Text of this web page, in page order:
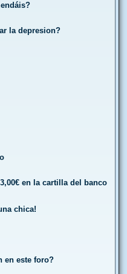
la depresion?
en la cartilla del banco
chica!
en este foro?